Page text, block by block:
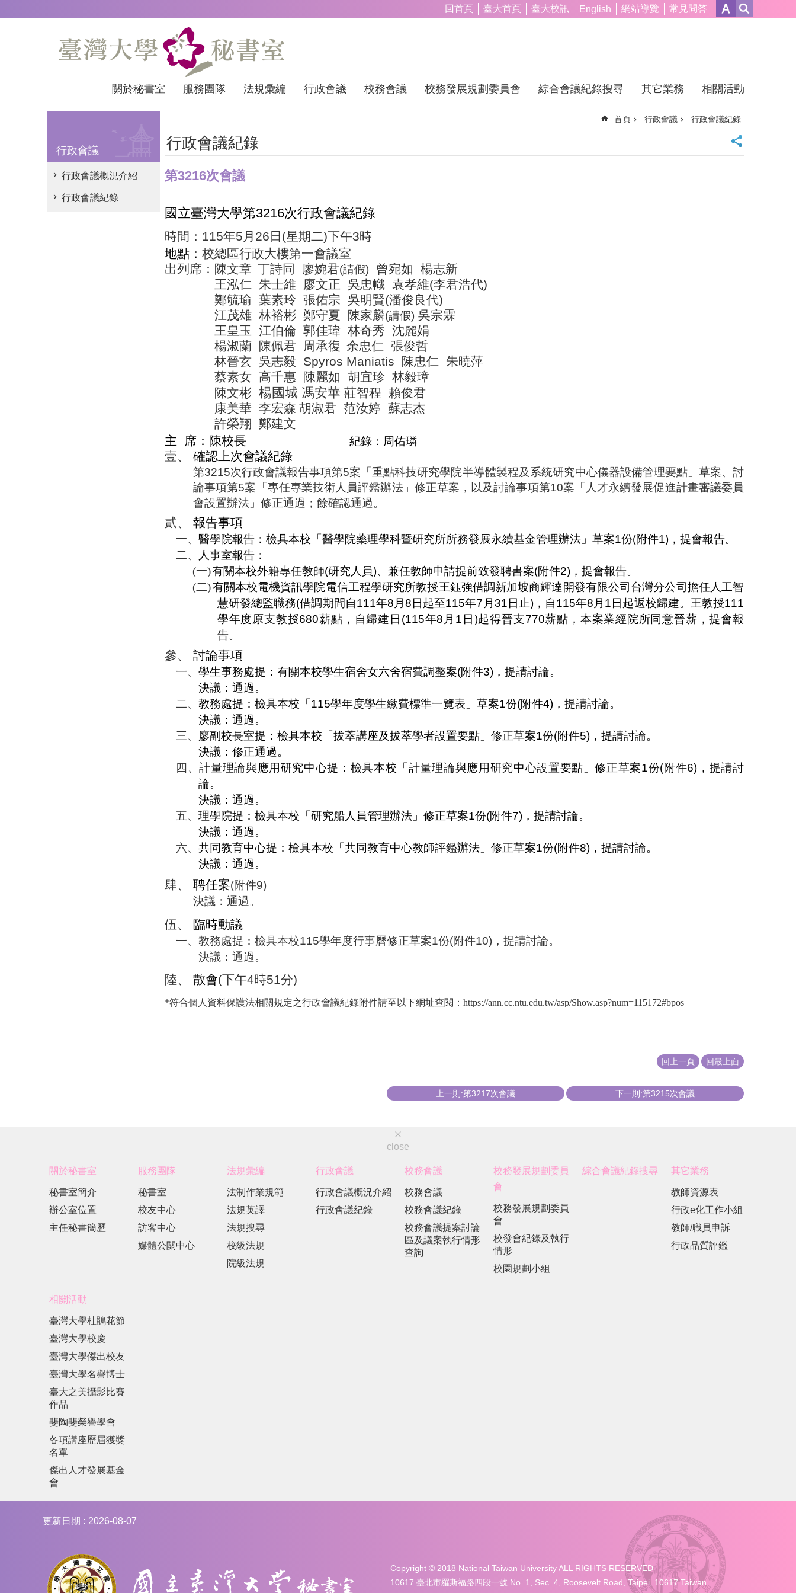
回首頁 臺大首頁 臺大校訊 English 網站導覽 常見問答
關於秘書室 服務團隊 法規彙編 行政會議 校務會議 校務發展規劃委員會 綜合會議紀錄搜尋 其它業務 相關活動
行政會議
行政會議概況介紹
行政會議紀錄
首頁 行政會議 行政會議紀錄
行政會議紀錄
第3216次會議
國立臺灣大學第3216次行政會議紀錄
時間： 115年5月 26 日 (星期二)下午3時
地點： 校總區行政大樓第一會議室
出列席：陳文章 丁詩同 廖婉君(請假) 曾宛如 楊志新
王泓仁 朱士維 廖文正 吳忠幟 袁孝維(李君浩代)
鄭毓瑜 葉素玲 張佑宗 吳明賢(潘俊良代)
江茂雄 林裕彬 鄭守夏 陳家麟(請假) 吳宗霖
王皇玉
江伯倫 郭佳瑋 林奇秀 沈麗娟
楊淑蘭
陳佩君 周承復 余忠仁 張俊哲
林晉玄 吳志毅 Spyros Maniatis 陳忠仁 朱曉萍
蔡素女 高千惠 陳麗如 胡宜珍 林毅璋
陳文彬 楊國城 馮安華 莊智程 賴俊君
康美華 李宏森 胡淑君 范汝婷 蘇志杰
許榮翔 鄭建文
主
席： 陳校長 紀錄：周佑璘
壹、 確認上次會議紀錄
第3215次行政會議報告事項第5案「重點科技研究學院半導體製程及系統研究中心儀器設備管理要點」草案、討
論事項第5案「專任專業技術人員評鑑辦法」修正草案，以及討論事項第10案「人才永續發展促進計畫審議委員
會設置辦法」修正通過；餘確認通過。
貳、 報告事項
一、 醫學院報告：檢具本校 「醫學院藥理學科暨研究所所務發展永續基金管理辦法」 草案1份(附件1)，提會報告。
二、
人事室報告：
(一)有關本校外籍專任教師(研究人員)、兼任教師申請提前致發聘書案(附件2) ，提會報告。
(二)有關本校電機資訊學院電信工程學研究所教授王鈺強借調新加坡商輝達開發有限公司台灣分公司擔任人工智
慧研發總監職務(借調期間自111年8 月8 日起至115年7 月 31 日止)，自115年8 月 1 日起返校歸建。王教授111
學年度原支教授680薪點，自歸建日 (115年8 月 1 日 )起得晉支770薪點，本案業經院所同意晉薪，提會報
告。
參、 討論事項
一、 學生事務處提：有關本校學生宿舍女六舍宿費調整案(附件3)，提請討論。
決議：通過。
二、 教務處提：檢具本校「 115學年度學生繳費標準一覽表」草案1份(附件4)，提請討論。
決議：通過。
三、 廖副校長室提：檢具本校「拔萃講座及拔萃學者設置要點」修正草案1份(附件5)，提請討論。
決議：修正通過。
四、計量理論與應用研究中心提：檢具本校「計量理論與應用研究中心設置要點」修正草案1份(附件6) ，提請討
論。
決議：通過。
五、 理學院提：檢具本校「研究船人員管理辦法」修正草案1份(附件7)，提請討論。
決議：通過。
六、 共同教育中心提 ：檢具本校「共同教育中心教師評鑑辦法」修正草案1份(附件8)，提請討論。
決議：通過。
肆、 聘任案(附件9)
決議：通過。
伍、 臨時動議
一、 教務處提： 檢具本校115學年度行事曆修正草案1份(附件10) ，提請討論。
決議：通過。
陸、 散會(下午4時51分)
*符合個人資料保護法相關規定之行政會議紀錄附件請至以下網址查閱：https://ann.cc.ntu.edu.tw/asp/Show.asp?num=115172#bpos
回上一頁 回最上面
上一則:第3217次會議 下一則:第3215次會議
close
關於秘書室
秘書室簡介
辦公室位置
主任秘書簡歷
服務團隊
秘書室
校友中心
訪客中心
媒體公關中心
法規彙編
法制作業規範
法規英譯
法規搜尋
校級法規
院級法規
行政會議
行政會議概況介紹
行政會議紀錄
校務會議
校務會議
校務會議紀錄
校務會議提案討論
區及議案執行情形
查詢
校務發展規劃委員
會
校務發展規劃委員
會
校發會紀錄及執行
情形
校園規劃小組
綜合會議紀錄搜尋 其它業務
教師資源表
行政e化工作小組
教師/職員申訴
行政品質評鑑
相關活動
臺灣大學杜鵑花節
臺灣大學校慶
臺灣大學傑出校友
臺灣大學名譽博士
臺大之美攝影比賽
作品
斐陶斐榮譽學會
各項講座歷屆獲獎
名單
傑出人才發展基金
會
更新日期 2026-08-07
Copyright © 2018 National Taiwan University ALL RIGHTS RESERVED
10617 臺北市羅斯福路四段一號 No. 1, Sec. 4, Roosevelt Road, Taipei, 10617 Taiwan